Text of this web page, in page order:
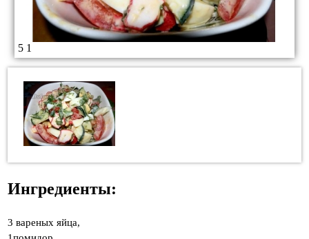
5 1
Ингредиенты:
3 вареных яйца,